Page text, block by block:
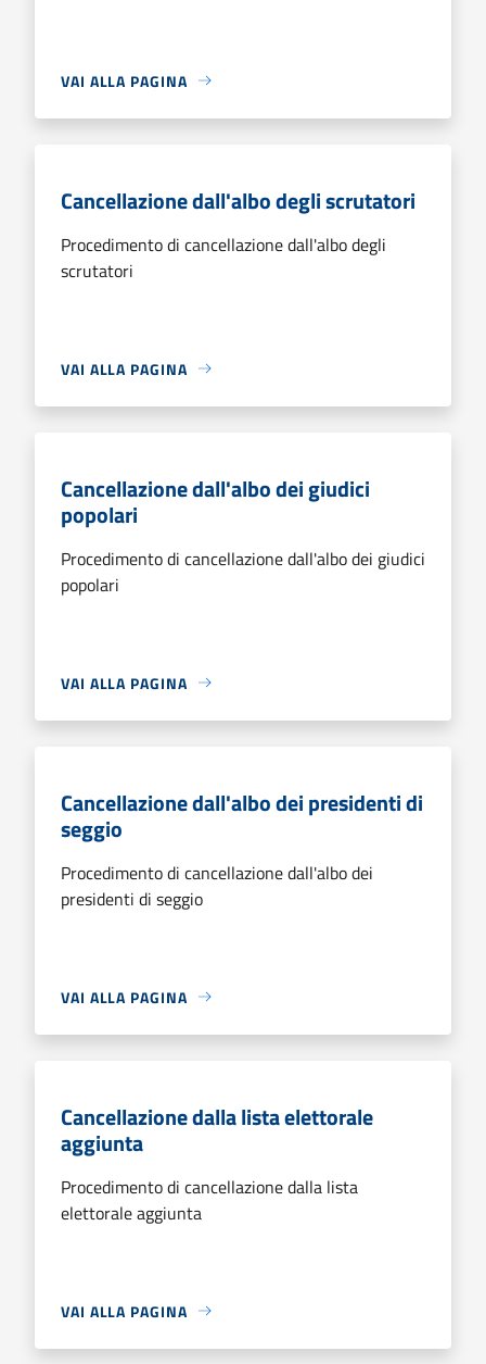
VAI ALLA PAGINA
Cancellazione dall'albo degli scrutatori
Procedimento di cancellazione dall'albo degli
scrutatori
VAI ALLA PAGINA
Cancellazione dall'albo dei giudici
popolari
Procedimento di cancellazione dall'albo dei giudici
popolari
VAI ALLA PAGINA
Cancellazione dall'albo dei presidenti di
seggio
Procedimento di cancellazione dall'albo dei
presidenti di seggio
VAI ALLA PAGINA
Cancellazione dalla lista elettorale
aggiunta
Procedimento di cancellazione dalla lista
elettorale aggiunta
VAI ALLA PAGINA